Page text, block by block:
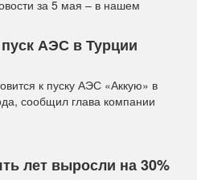
за 5 мая – в нашем
АЭС в Турции
к пуску АЭС «Аккую» в
сообщил глава компании
лет выросли на 30%